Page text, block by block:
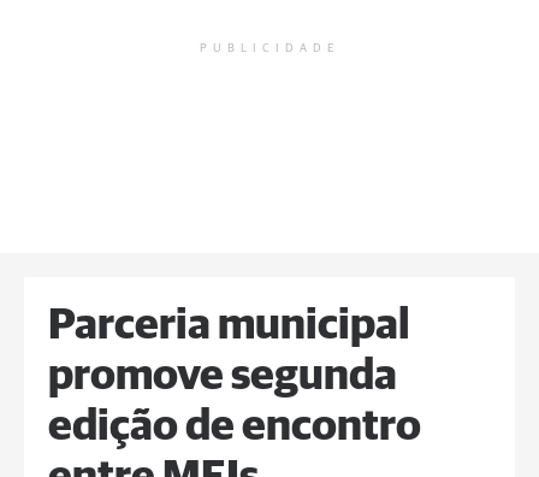
PUBLICIDADE
Parceria municipal
promove segunda
edição de encontro